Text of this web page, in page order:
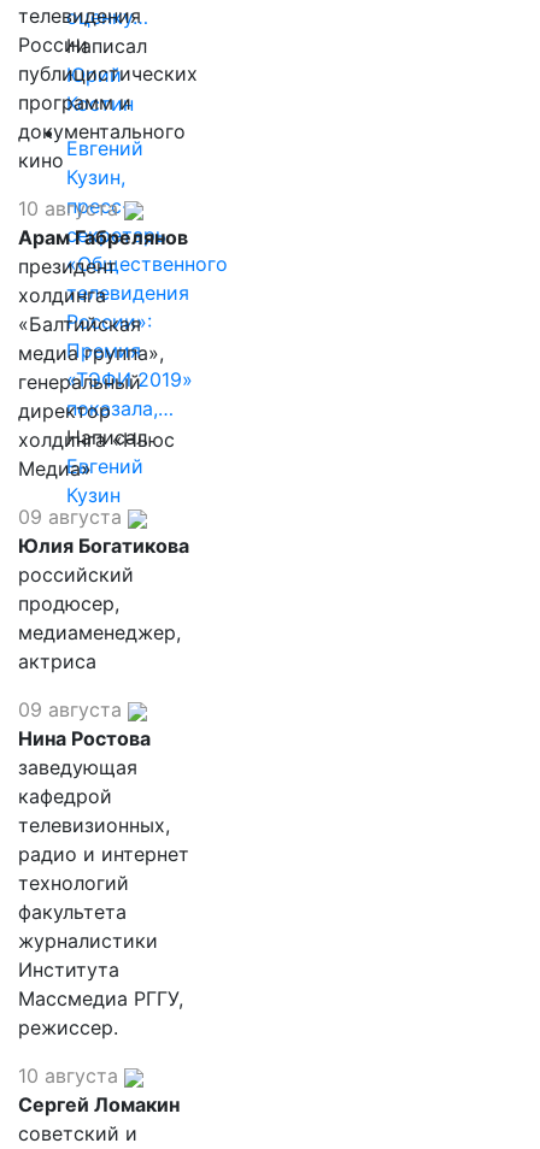
оценку…
Написал
Юрий
Костин
Евгений
Кузин,
пресс-
секретарь
«Общественного
телевидения
России»:
Премия
«ТЭФИ 2019»
показала,…
Написал
Евгений
Кузин
телевидения
России
публицистических
программ и
документального
кино
10 августа
Арам Габрелянов
президент
холдинга
«Балтийская
медиа группа»,
генеральный
директор
холдинга «Ньюс
Медиа»
09 августа
Юлия Богатикова
российский
продюсер,
медиаменеджер,
актриса
09 августа
Нина Ростова
заведующая
кафедрой
телевизионных,
радио и интернет
технологий
факультета
журналистики
Института
Массмедиа РГГУ,
режиссер.
10 августа
Сергей Ломакин
советский и